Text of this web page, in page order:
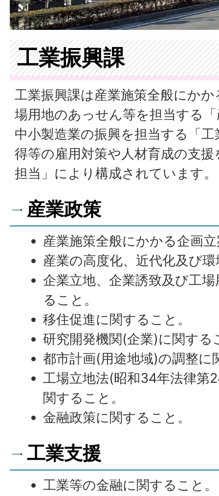
工業振興課
工業振興課は産業施策全般にか
場用地のあっせん等を担当する
中小製造業の振興を担当する「
得等の雇用対策や人材育成の支
担当」により構成されています。
産業政策
産業施策全般にかかる企画
産業の高度化、近代化及び
企業立地、企業誘致及び工
ること。
移住促進に関すること。
研究開発機関(企業)に関する
都市計画(用途地域)の調整に
工場立地法(昭和34年法律第
関すること。
金融政策に関すること。
工業支援
工業等の金融に関すること。